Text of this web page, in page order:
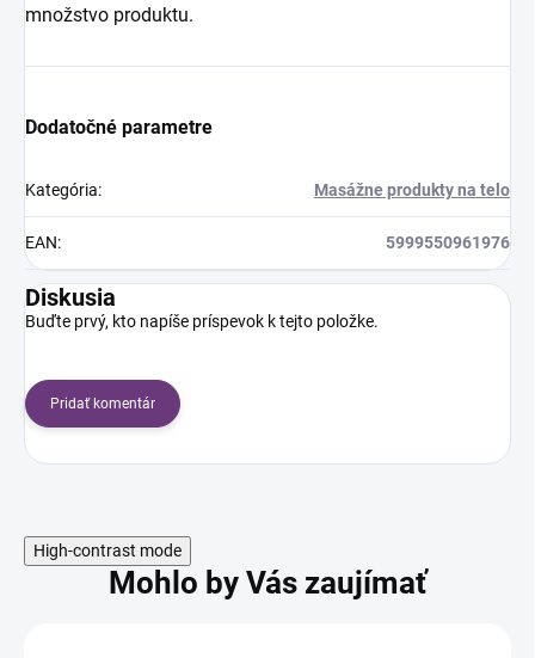
množstvo produktu.
Dodatočné parametre
Kategória: Masážne produkty na telo
EAN: 5999550961976
Diskusia
Buďte prvý, kto napíše príspevok k tejto položke.
Pridať komentár
High-contrast mode
Mohlo by Vás zaujímať